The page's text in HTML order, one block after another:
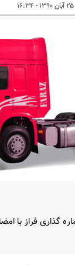
۲۵ آبان ۱۳۹۰ - ۱۶:۳۴
گذاری فراز با